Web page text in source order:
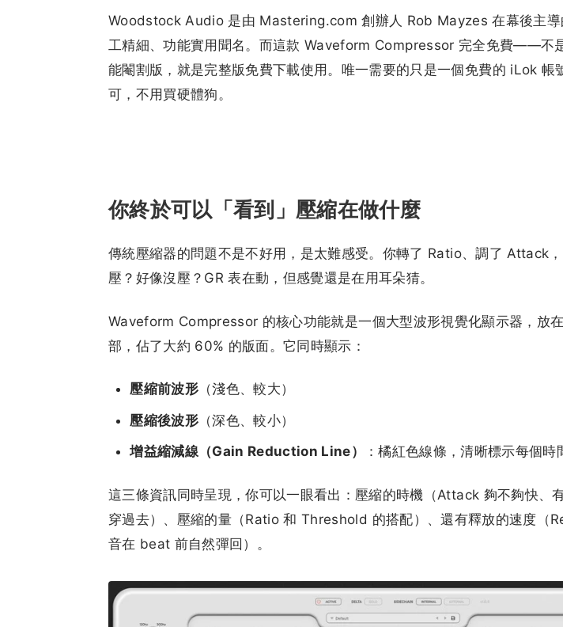
Woodstock Audio 是由 Mastering.com 創辦人 Rob Mayzes 在幕後主導
工精細、功能實用聞名。而這款 Waveform Compressor 完全免費——不
能閹割版，就是完整版免費下載使用。唯一需要的只是一個免費的 iLok 帳
可，不用買硬體狗。
你終於可以「看到」壓縮在做什麼
傳統壓縮器的問題不是不好用，是太難感受。你轉了 Ratio、調了 Attack
壓？好像沒壓？GR 表在動，但感覺還是在用耳朵猜。
Waveform Compressor 的核心功能就是一個大型波形視覺化顯示器，放
部，佔了大約 60% 的版面。它同時顯示：
壓縮前波形（淺色、較大）
壓縮後波形（深色、較小）
增益縮減線（Gain Reduction Line）
：橘紅色線條，清晰標示每個
這三條資訊同時呈現，你可以一眼看出：壓縮的時機（Attack 夠不夠快、
穿過去）、壓縮的量（Ratio 和 Threshold 的搭配）、還有釋放的速度（
音在 beat 前自然彈回）。